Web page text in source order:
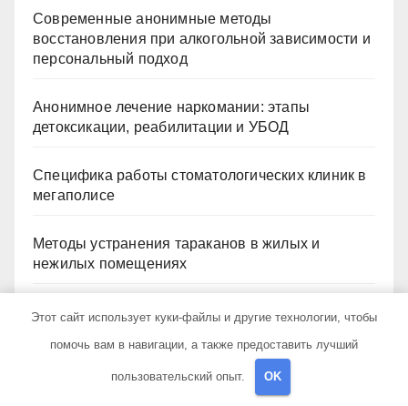
Современные анонимные методы
восстановления при алкогольной зависимости и
персональный подход
Анонимное лечение наркомании: этапы
детоксикации, реабилитации и УБОД
Специфика работы стоматологических клиник в
мегаполисе
Методы устранения тараканов в жилых и
нежилых помещениях
Сравнение садовых теплиц из поликарбоната
Этот сайт использует куки-файлы и другие технологии, чтобы
помочь вам в навигации, а также предоставить лучший
пользовательский опыт. OK